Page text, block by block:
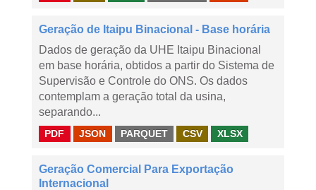
Geração de Itaipu Binacional - Base horária
Dados de geração da UHE Itaipu Binacional
em base horária, obtidos a partir do Sistema de
Supervisão e Controle do ONS. Os dados
contemplam a geração total da usina,
separando...
PDF JSON PARQUET CSV XLSX
Geração Comercial Para Exportação
Internacional